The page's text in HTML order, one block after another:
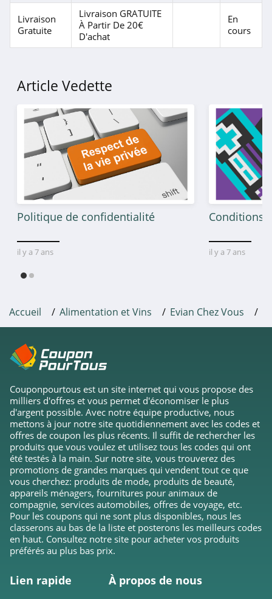
Livraison
Gratuite
Livraison GRATUITE
À Partir De 20€
D'achat
En
cours
Article Vedette
Politique de confidentialité
il y a 7 ans
Conditions
il y a 7 ans
Accueil Alimentation et Vins Evian Chez Vous
Couponpourtous est un site internet qui vous propose des
milliers d'offres et vous permet d'économiser le plus
d'argent possible. Avec notre équipe productive, nous
mettons à jour notre site quotidiennement avec les codes et
offres de coupon les plus récents. Il suffit de rechercher les
produits que vous voulez et utilisez tous les codes qui ont
été testés à la main. Sur notre site, vous trouverez des
promotions de grandes marques qui vendent tout ce que
vous cherchez: produits de mode, produits de beauté,
appareils ménagers, fournitures pour animaux de
compagnie, services automobiles, offres de voyage, etc.
Pour les coupons qui ne sont plus disponibles, nous les
classerons au bas de la liste et posterons les meilleurs codes
en haut. Consultez notre site pour acheter vos produits
préférés au plus bas prix.
Lien rapide À propos de nous